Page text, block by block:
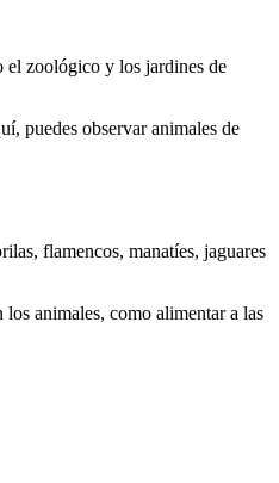
el zoológico y los jardines de
puedes observar animales de
flamencos, manatíes, jaguares
animales, como alimentar a las